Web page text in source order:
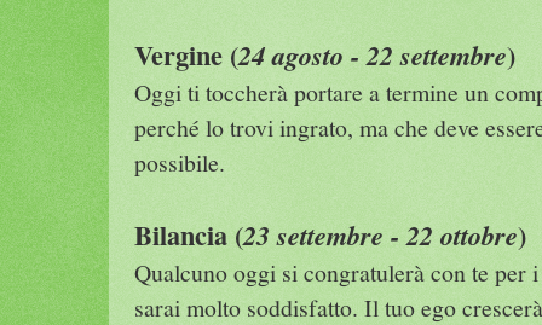
Vergine (24 agosto - 22 settembre)
Oggi ti toccherà portare a termine un
perché lo trovi ingrato, ma che deve
possibile.
Bilancia (23 settembre - 22 ottobre)
Qualcuno oggi si congratulerà con te per
sarai molto soddisfatto. Il tuo ego